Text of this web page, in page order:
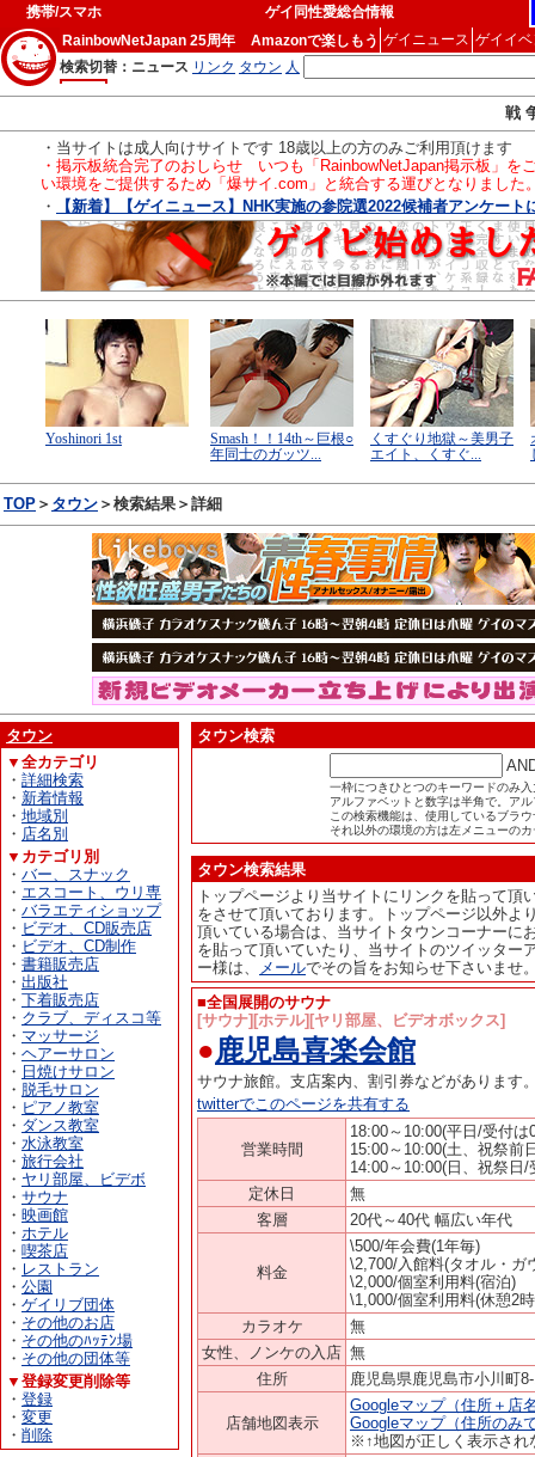
携帯/スマホ
ゲイ同性愛総合情報
RainbowNetJapan 25周年
Amazonで楽しもう ゲイニュース ゲイイ
戦
・当サイトは成人向けサイトです 18歳以上の方のみご利用頂けます
・掲示板統合完了のおしらせ いつも「RainbowNetJapan掲示板」を
い環境をご提供するため「爆サイ.com」と統合する運びとなりました
・
【新着】【ゲイニュース】NHK実施の参院選2022候補者アンケー
TOP ＞ タウン ＞検索結果＞詳細
タウン
▼全カテゴリ
・ 詳細検索
・ 新着情報
・ 地域別
・ 店名別
▼カテゴリ別
・ バー、スナック
・ エスコート、ウリ専
・ バラエティショップ
・ ビデオ、CD販売店
・ ビデオ、CD制作
・ 書籍販売店
・ 出版社
・ 下着販売店
・ クラブ、ディスコ等
・ マッサージ
・ ヘアーサロン
・ 日焼けサロン
・ 脱毛サロン
・ ピアノ教室
・ ダンス教室
・ 水泳教室
・ 旅行会社
・ ヤリ部屋、ビデボ
・ サウナ
・ 映画館
・ ホテル
・ 喫茶店
・ レストラン
・ 公園
・ ゲイリブ団体
・ その他のお店
・ その他のﾊｯﾃﾝ場
・ その他の団体等
▼登録変更削除等
・ 登録
・ 変更
・ 削除
タウン検索
一枠につきひとつのキーワードのみ
アルファベットと数字は半角で。ア
この検索機能は、使用しているブラ
それ以外の環境の方は左メニューの
タウン検索結果
トップページより当サイトにリンクを貼って
をさせて頂いております。トップページ以外よ
頂いている場合は、当サイトタウンコーナーに
を貼って頂いていたり、当サイトのツイッター
ー様は、
メールでその旨をお知らせ下さいませ
■全国展開のサウナ
[サウナ][ホテル][ヤリ部屋、ビデオボックス]
●鹿児島喜楽会館
サウナ旅館。支店案内、割引券などがあります
twitterでこのページを共有する
営業時間
18:00～10:00(平日/受付は
15:00～10:00(土、祝祭前
14:00～10:00(日、祝祭日/
定休日
無
客層
20代～40代 幅広い年代
料金
\500/年会費(1年毎)
\2,700/入館料(タオル・ガ
\2,000/個室利用料(宿泊)
\1,000/個室利用料(休憩2
カラオケ
無
女性、ノンケの入店 無
住所
鹿児島県鹿児島市小川町
店舗地図表示
Googleマップ（住所＋店
Googleマップ（住所のみ
※↑地図が正しく表示され